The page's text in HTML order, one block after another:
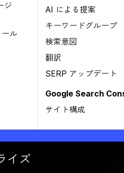
ジ
ル
AI による提案
キーワードグループ
検索意図
翻訳
SERP アップデート
Google Search
サイト構成
イズ